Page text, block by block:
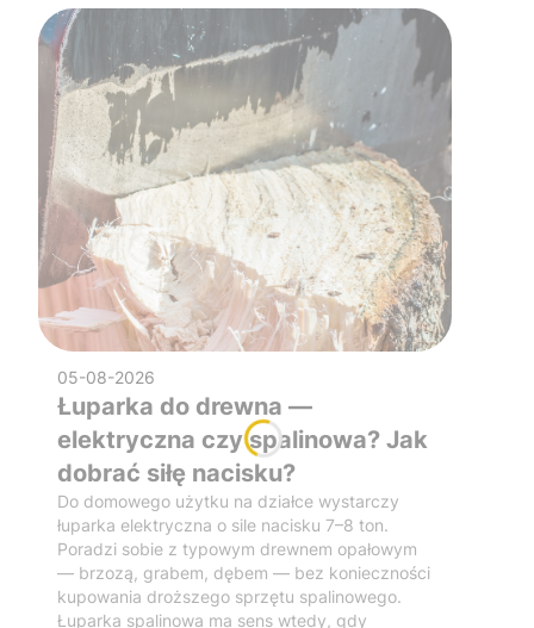
05-08-2026
Łuparka do drewna —
elektryczna czy spalinowa? Jak
dobrać siłę nacisku?
Do domowego użytku na działce wystarczy
łuparka elektryczna o sile nacisku 7–8 ton.
Poradzi sobie z typowym drewnem opałowym
— brzozą, grabem, dębem — bez konieczności
kupowania droższego sprzętu spalinowego.
Łuparka spalinowa ma sens wtedy, gdy